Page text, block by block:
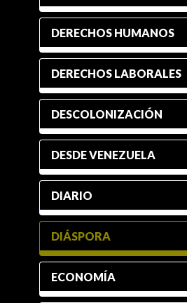
DERECHOS HUMANOS
DERECHOS LABORALES
DESCOLONIZACIÓN
DESDE VENEZUELA
DIARIO
DIÁSPORA
ECONOMÍA